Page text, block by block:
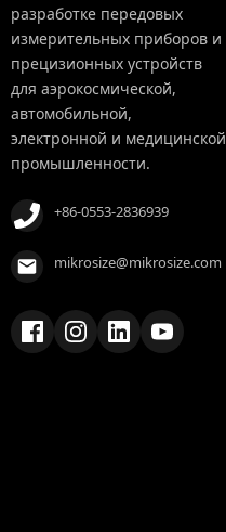
разработке передовых
измерительных приборов и
прецизионных устройств
для аэрокосмической,
автомобильной,
электронной и медицинской
промышленности.
+86-0553-2836939
mikrosize@mikrosize.com